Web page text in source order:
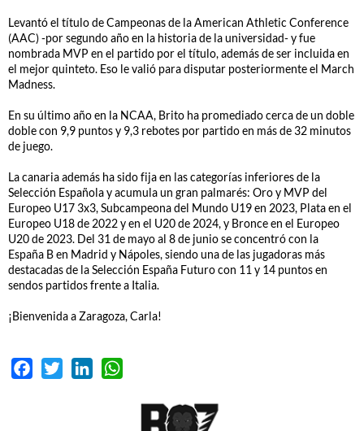
Levantó el título de Campeonas de la American Athletic Conference
(AAC) -por segundo año en la historia de la universidad- y fue
nombrada MVP en el partido por el título, además de ser incluida en
el mejor quinteto. Eso le valió para disputar posteriormente el March
Madness.
En su último año en la NCAA, Brito ha promediado cerca de un doble
doble con 9,9 puntos y 9,3 rebotes por partido en más de 32 minutos
de juego.
La canaria además ha sido fija en las categorías inferiores de la
Selección Española y acumula un gran palmarés: Oro y MVP del
Europeo U17 3x3, Subcampeona del Mundo U19 en 2023, Plata en el
Europeo U18 de 2022 y en el U20 de 2024, y Bronce en el Europeo
U20 de 2023. Del 31 de mayo al 8 de junio se concentró con la
España B en Madrid y Nápoles, siendo una de las jugadoras más
destacadas de la Selección España Futuro con 11 y 14 puntos en
sendos partidos frente a Italia.
¡Bienvenida a Zaragoza, Carla!
Facebook
Twitter LinkedIn